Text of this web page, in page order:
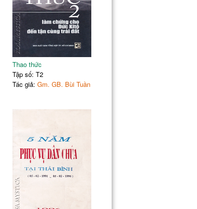
Thao thức
Tập số: T2
Tác giả: Gm. GB. Bùi Tuần